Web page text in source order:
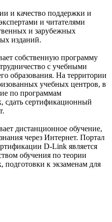
и качество поддержки и
и читателями
и зарубежных
изданий.
собственную программу
с учебными
образования. На территории
учебных центров, в
по программам
сдать сертификационный
дистанционное обучение,
через Интернет. Портал
D-Link является
обучения по теории
подготовки к экзаменам для